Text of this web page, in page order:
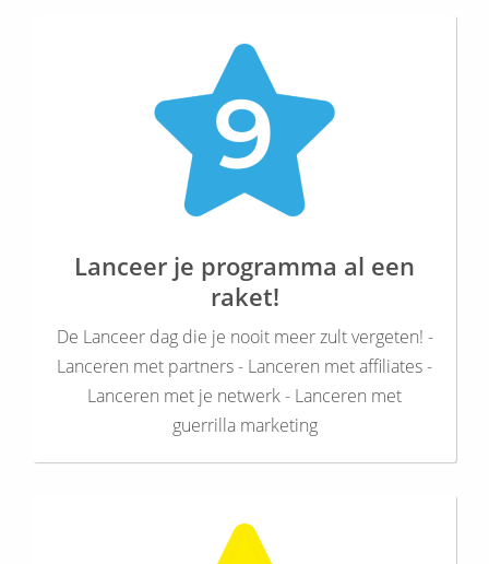
Lanceer je programma al een
raket!
De Lanceer dag die je nooit meer zult vergeten! -
Lanceren met partners - Lanceren met affiliates -
Lanceren met je netwerk - Lanceren met
guerrilla marketing